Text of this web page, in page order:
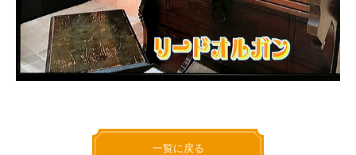
一覧に戻る